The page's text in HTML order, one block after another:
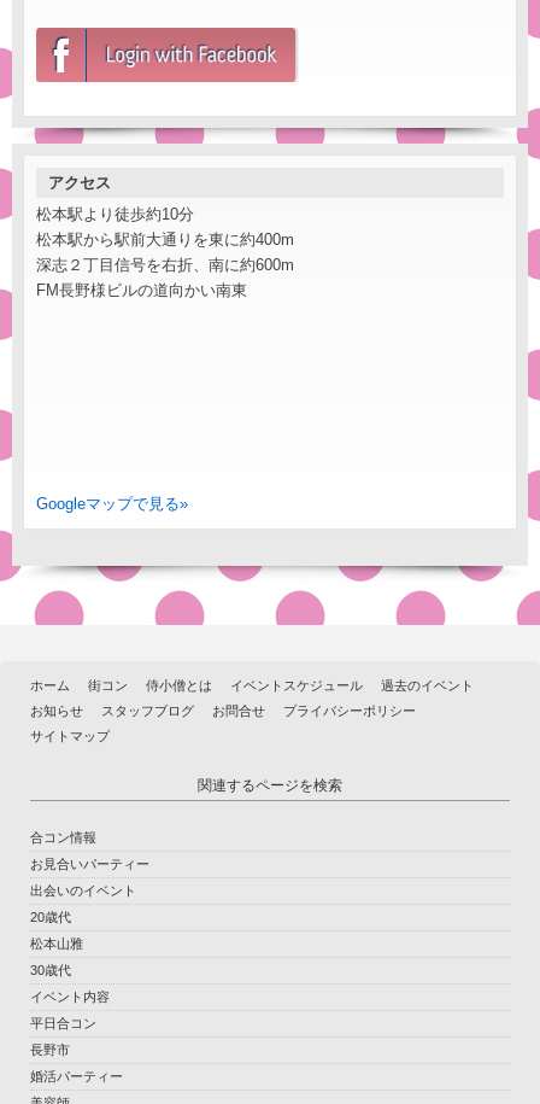
アクセス
松本駅より徒歩約10分
松本駅から駅前大通りを東に約400m
深志２丁目信号を右折、南に約600m
FM長野様ビルの道向かい南東
Googleマップで見る»
ホーム 街コン 侍小僧とは イベントスケジュール
過去のイベント
お知らせ
スタッフブログ お問合せ
プライバシーポリシー
サイトマップ
関連するページを検索
合コン情報
お見合いパーティー
出会いのイベント
20歳代
松本山雅
30歳代
イベント内容
平日合コン
長野市
婚活パーティー